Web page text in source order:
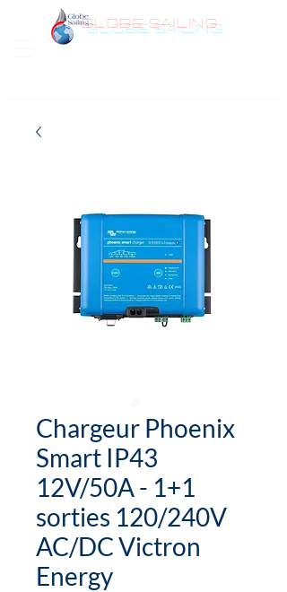
GLOBE SAILING
Chargeur Phoenix
Smart IP43
12V/50A - 1+1
sorties 120/240V
AC/DC Victron
Energy